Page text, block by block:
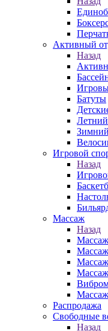
Активный
Назад
Батуты
Игровой
Назад
Массаж
Назад
Массаж
Распродажа
Свободные
Назад